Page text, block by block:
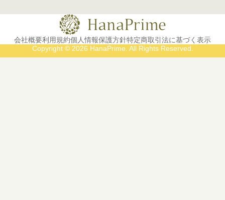
会社概要利用規約個人情報保護方針特定商取引法に基づく表示
Copyright © 2026 HanaPrime. All Rights Reserved.